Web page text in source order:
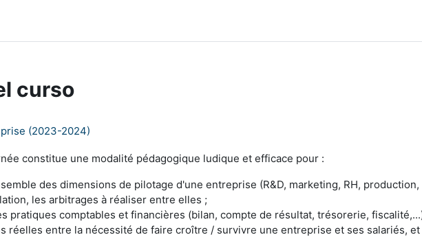
curso
(2023-2024)
constitue une modalité pédagogique ludique et efficace pour :
des dimensions de pilotage d'une entreprise (R&D, marketing, RH, production,
les arbitrages à réaliser entre elles ;
pratiques comptables et financières (bilan, compte de résultat, trésorerie,
réelles entre la nécessité de faire croître / survivre une entreprise et ses salariés,